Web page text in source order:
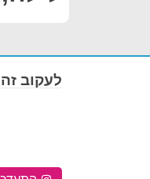
לעקוב